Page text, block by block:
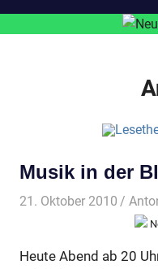
Musik in der
21. Oktober 2010
Heute Abend ab 20